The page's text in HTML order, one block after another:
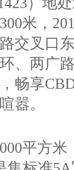
米，
交叉口
、两广
畅享
嚣。
平方